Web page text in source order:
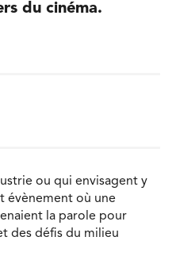
du cinéma.
ou qui envisagent y
évènement où une
la parole pour
des défis du milieu